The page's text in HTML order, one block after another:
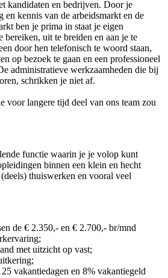
kandidaten en bedrijven. Door je
en kennis van de arbeidsmarkt en de
ben je prima in staat je eigen
bereiken, uit te breiden en aan je te
door hen telefonisch te woord staan,
op bezoek te gaan en een professioneel
administratieve werkzaamheden die bij
schrikken je niet af.
voor langere tijd deel van ons team zou
functie waarin je je volop kunt
binnen een klein en hecht
thuiswerken en vooral veel
de € 2.350,- en € 2.700,- br/mnd
met uitzicht op vast;
vakantiedagen en 8% vakantiegeld